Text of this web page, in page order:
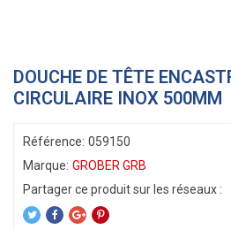
DOUCHE DE TÊTE
CIRCULAIRE INOX 500MM
Référence: 059150
Marque: GROBER GRB